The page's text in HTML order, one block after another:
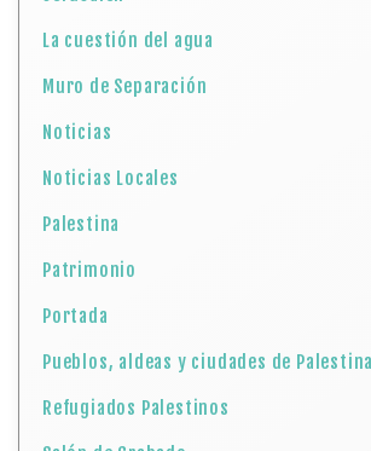
La cuestión del agua
Muro de Separación
Noticias
Noticias Locales
Palestina
Patrimonio
Portada
Pueblos, aldeas y ciudades de
Refugiados Palestinos